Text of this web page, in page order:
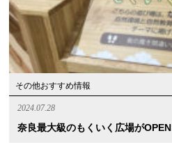
その他おすすめ情報
2024.07.28
奈良最大級のもくいく広場がOPEN